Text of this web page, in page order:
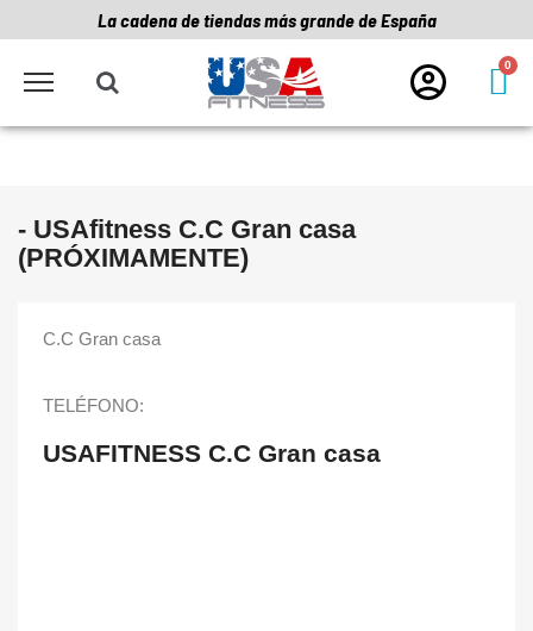
La cadena de tiendas más grande de España
- USAfitness C.C Gran casa
(PRÓXIMAMENTE)
C.C Gran casa
TELÉFONO:
USAFITNESS C.C Gran casa